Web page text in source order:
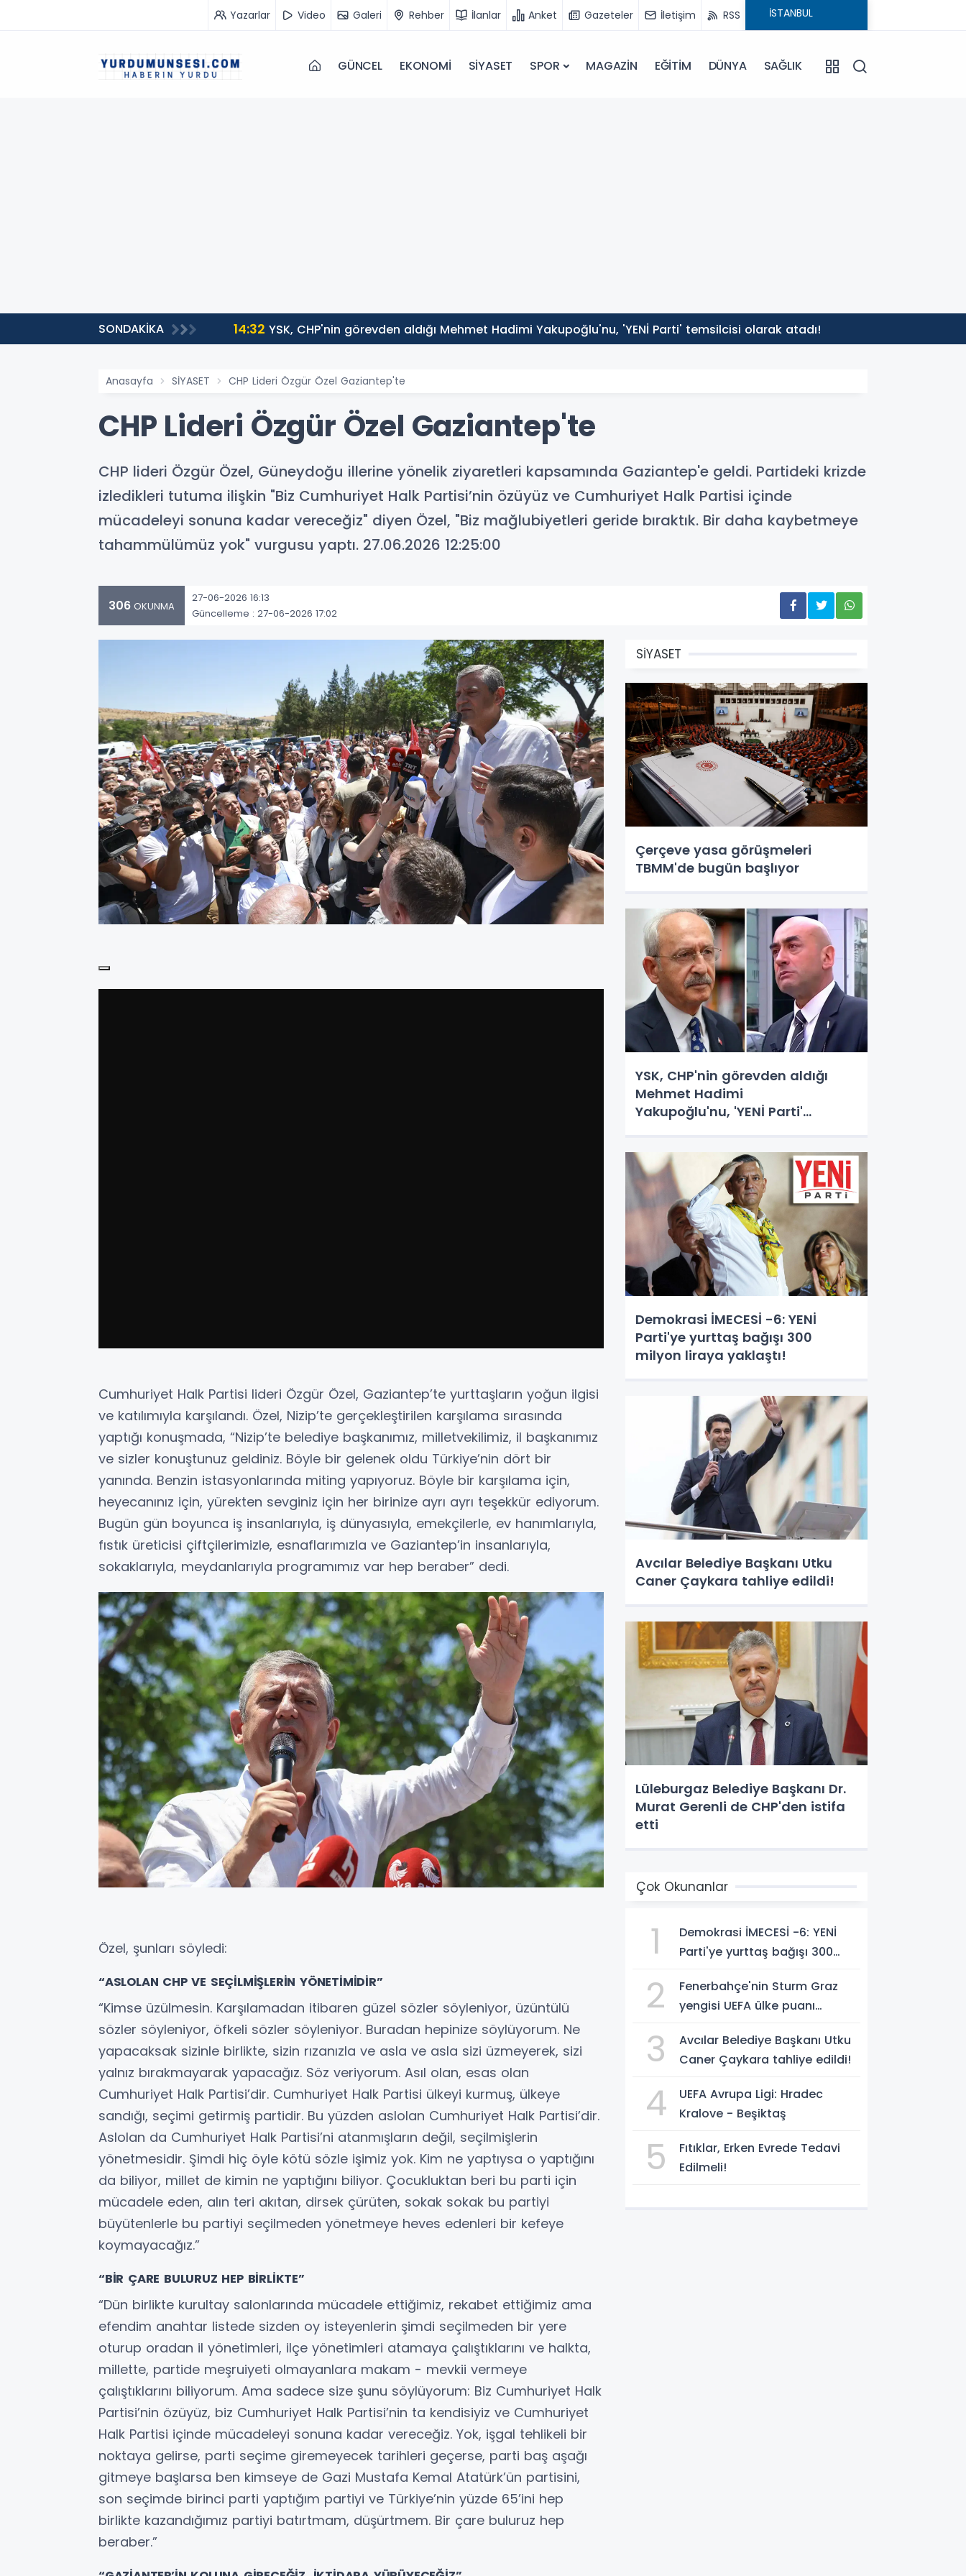
Yazarlar Video Galeri Rehber İlanlar Anket Gazeteler İletişim RSS
GÜNCEL EKONOMİ SİYASET SPOR MAGAZİN EĞİTİM DÜNYA SAĞLIK
SONDAKİKA 14:32 YSK, CHP'nin görevden aldığı Mehmet Hadimi Yakupoğlu'nu, 'YENİ Parti' temsilcisi olarak atadı!
Anasayfa SİYASET CHP Lideri Özgür Özel Gaziantep'te
CHP Lideri Özgür Özel Gaziantep'te
CHP lideri Özgür Özel, Güneydoğu illerine yönelik ziyaretleri kapsamında Gaziantep'e geldi. Partideki krizde
izledikleri tutuma ilişkin "Biz Cumhuriyet Halk Partisi’nin özüyüz ve Cumhuriyet Halk Partisi içinde
mücadeleyi sonuna kadar vereceğiz" diyen Özel, "Biz mağlubiyetleri geride bıraktık. Bir daha kaybetmeye
tahammülümüz yok" vurgusu yaptı. 27.06.2026 12:25:00
306 OKUNMA
27-06-2026 16:13
Güncelleme : 27-06-2026 17:02
Cumhuriyet Halk Partisi lideri Özgür Özel, Gaziantep’te yurttaşların yoğun ilgisi
ve katılımıyla karşılandı. Özel, Nizip’te gerçekleştirilen karşılama sırasında
yaptığı konuşmada, “Nizip’te belediye başkanımız, milletvekilimiz, il başkanımız
ve sizler konuştunuz geldiniz. Böyle bir gelenek oldu Türkiye’nin dört bir
yanında. Benzin istasyonlarında miting yapıyoruz. Böyle bir karşılama için,
heyecanınız için, yürekten sevginiz için her birinize ayrı ayrı teşekkür ediyorum.
Bugün gün boyunca iş insanlarıyla, iş dünyasıyla, emekçilerle, ev hanımlarıyla,
fıstık üreticisi çiftçilerimizle, esnaflarımızla ve Gaziantep’in insanlarıyla,
sokaklarıyla, meydanlarıyla programımız var hep beraber” dedi.
Özel, şunları söyledi:
“ASLOLAN CHP VE SEÇİLMİŞLERİN YÖNETİMİDİR”
“Kimse üzülmesin. Karşılamadan itibaren güzel sözler söyleniyor, üzüntülü
sözler söyleniyor, öfkeli sözler söyleniyor. Buradan hepinize söylüyorum. Ne
yapacaksak sizinle birlikte, sizin rızanızla ve asla ve asla sizi üzmeyerek, sizi
yalnız bırakmayarak yapacağız. Söz veriyorum. Asıl olan, esas olan
Cumhuriyet Halk Partisi’dir. Cumhuriyet Halk Partisi ülkeyi kurmuş, ülkeye
sandığı, seçimi getirmiş partidir. Bu yüzden aslolan Cumhuriyet Halk Partisi’dir.
Aslolan da Cumhuriyet Halk Partisi’ni atanmışların değil, seçilmişlerin
yönetmesidir. Şimdi hiç öyle kötü sözle işimiz yok. Kim ne yaptıysa o yaptığını
da biliyor, millet de kimin ne yaptığını biliyor. Çocukluktan beri bu parti için
mücadele eden, alın teri akıtan, dirsek çürüten, sokak sokak bu partiyi
büyütenlerle bu partiyi seçilmeden yönetmeye heves edenleri bir kefeye
koymayacağız.”
“BİR ÇARE BULURUZ HEP BİRLİKTE”
“Dün birlikte kurultay salonlarında mücadele ettiğimiz, rekabet ettiğimiz ama
efendim anahtar listede sizden oy isteyenlerin şimdi seçilmeden bir yere
oturup oradan il yönetimleri, ilçe yönetimleri atamaya çalıştıklarını ve halkta,
millette, partide meşruiyeti olmayanlara makam - mevkii vermeye
çalıştıklarını biliyorum. Ama sadece size şunu söylüyorum: Biz Cumhuriyet Halk
Partisi’nin özüyüz, biz Cumhuriyet Halk Partisi’nin ta kendisiyiz ve Cumhuriyet
Halk Partisi içinde mücadeleyi sonuna kadar vereceğiz. Yok, işgal tehlikeli bir
noktaya gelirse, parti seçime giremeyecek tarihleri geçerse, parti baş aşağı
gitmeye başlarsa ben kimseye de Gazi Mustafa Kemal Atatürk’ün partisini,
son seçimde birinci parti yaptığım partiyi ve Türkiye’nin yüzde 65’ini hep
birlikte kazandığımız partiyi batırtmam, düşürtmem. Bir çare buluruz hep
beraber.”
SİYASET
Çerçeve yasa görüşmeleri
TBMM'de bugün başlıyor
YSK, CHP'nin görevden aldığı
Mehmet Hadimi
Yakupoğlu'nu, 'YENİ Parti'
Demokrasi İMECESİ -6: YENİ
Parti'ye yurttaş bağışı 300
milyon liraya yaklaştı!
Avcılar Belediye Başkanı Utku
Caner Çaykara tahliye edildi!
Lüleburgaz Belediye Başkanı Dr.
Murat Gerenli de CHP'den istifa
etti
Çok Okunanlar
1
Demokrasi İMECESİ -6: YENİ
Parti'ye yurttaş bağışı 300
2
Fenerbahçe'nin Sturm Graz
yengisi UEFA ülke puanı
3
Avcılar Belediye Başkanı Utku
Caner Çaykara tahliye edildi!
4
UEFA Avrupa Ligi: Hradec
Kralove - Beşiktaş
5
Fıtıklar, Erken Evrede Tedavi
Edilmeli!